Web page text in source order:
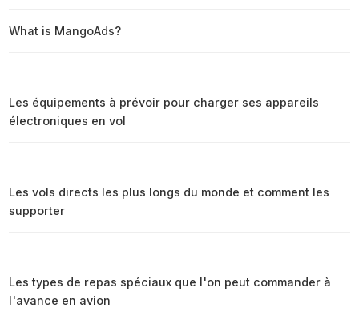
What is MangoAds?
Les équipements à prévoir pour charger ses appareils
électroniques en vol
Les vols directs les plus longs du monde et comment les
supporter
Les types de repas spéciaux que l'on peut commander à
l'avance en avion